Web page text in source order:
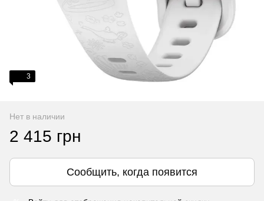
3
Нет в наличии
2 415 грн
Сообщить, когда появится